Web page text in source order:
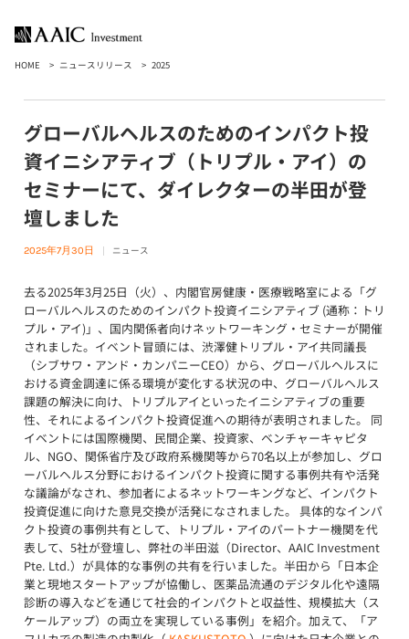
HOME ニュースリリース 2025
グローバルヘルスのためのインパクト投
資イニシアティブ（トリプル・アイ）の
セミナーにて、ダイレクターの半田が登
壇しました
2025年7月30日 ニュース
去る2025年3月25日（火）、内閣官房健康・医療戦略室による「グ
ローバルヘルスのためのインパクト投資イニシアティブ (通称：トリ
プル・アイ)」、国内関係者向けネットワーキング・セミナーが開催
されました。イベント冒頭には、渋澤健トリプル・アイ共同議長
（シブサワ・アンド・カンパニーCEO）から、グローバルヘルスに
おける資金調達に係る環境が変化する状況の中、グローバルヘルス
課題の解決に向け、トリプルアイといったイニシアティブの重要
性、それによるインパクト投資促進への期待が表明されました。 同
イベントには国際機関、民間企業、投資家、ベンチャーキャピタ
ル、NGO、関係省庁及び政府系機関等から70名以上が参加し、グロ
ーバルヘルス分野におけるインパクト投資に関する事例共有や活発
な議論がなされ、参加者によるネットワーキングなど、インパクト
投資促進に向けた意見交換が活発になされました。 具体的なインパ
クト投資の事例共有として、トリプル・アイのパートナー機関を代
表して、5社が登壇し、弊社の半田滋（Director、AAIC Investment
Pte. Ltd.）が具体的な事例の共有を行いました。半田から「日本企
業と現地スタートアップが協働し、医薬品流通のデジタル化や遠隔
診断の導入などを通じて社会的インパクトと収益性、規模拡大（ス
ケールアップ）の両立を実現している事例」を紹介。加えて、「ア